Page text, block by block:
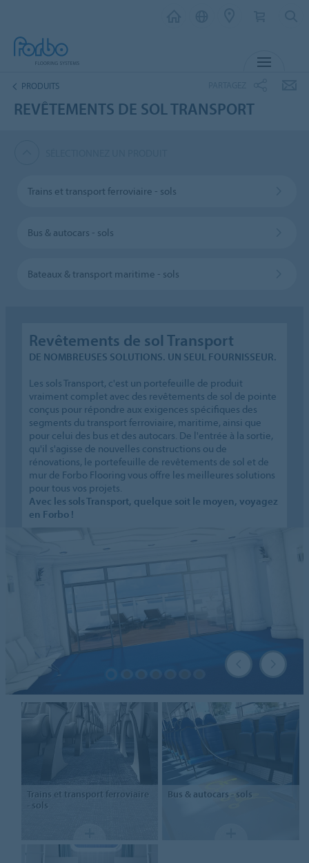
PRODUITS
REVÊTEMENTS DE SOL TRANSPORT
Trains et transport ferroviaire - sols
Bus & autocars - sols
Bateaux & transport maritime - sols
Revêtements de sol Transport
DE NOMBREUSES SOLUTIONS. UN SEUL FOURNISSEUR.
Les sols Transport, c'est un portefeuille de produit
vraiment complet avec des revêtements de sol de pointe
conçus pour répondre aux exigences spécifiques des
segments du transport ferroviaire, maritime, ainsi que
pour celui des bus et des autocars. De l'entrée à la sortie,
qu'il s'agisse de nouvelles constructions ou de
rénovations, le portefeuille de revêtements de sol et de
mur de Forbo Flooring vous offre les meilleures solutions
pour tous vos projets.
Avec les sols Transport, quelque soit le moyen, voyagez
en Forbo !
Trains et transport ferroviaire
- sols
Bus & autocars - sols